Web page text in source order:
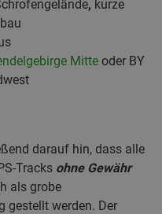
, kurze
Mitte oder BY
darauf hin, dass alle
Tracks ohne Gewähr
als grobe
gestellt werden. Der